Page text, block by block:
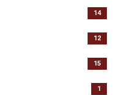
14
12
15
1